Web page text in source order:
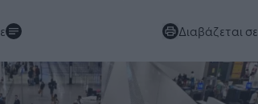
Διαβάζεται σε